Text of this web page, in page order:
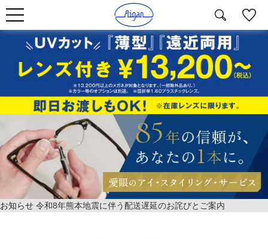
お知らせ 令和8年熊本地震に伴う配送遅延のお詫びとご案内